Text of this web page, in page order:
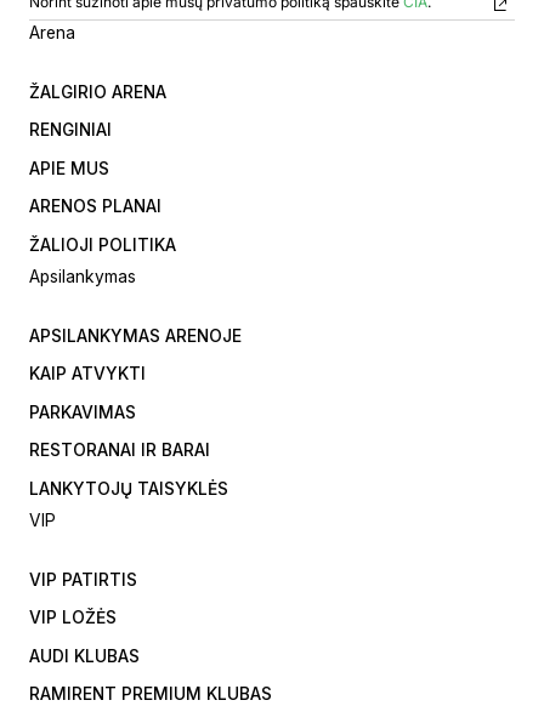
Arena
ŽALGIRIO ARENA
RENGINIAI
APIE MUS
ARENOS PLANAI
ŽALIOJI POLITIKA
Apsilankymas
APSILANKYMAS ARENOJE
KAIP ATVYKTI
PARKAVIMAS
RESTORANAI IR BARAI
LANKYTOJŲ TAISYKLĖS
VIP
VIP PATIRTIS
VIP LOŽĖS
AUDI KLUBAS
RAMIRENT PREMIUM KLUBAS